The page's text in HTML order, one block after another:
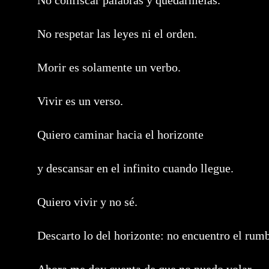
No respetar las leyes ni el orden.
Morir es solamente un verbo.
Vivir es un verso.
Quiero caminar hacia el horizonte
y descansar en el infinito cuando llegue.
Quiero vivir y no sé.
Descarto lo del horizonte: no encuentro el